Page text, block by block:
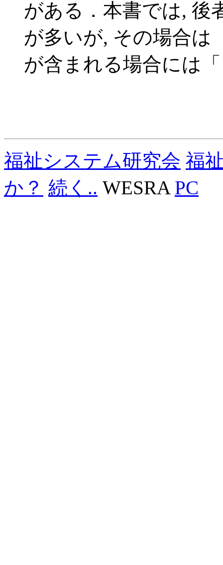
がある．本書では, 後
が多いが, その場合は
が含まれる場合には
福祉システム研究会 福
か？ 続く.. WESRA PC